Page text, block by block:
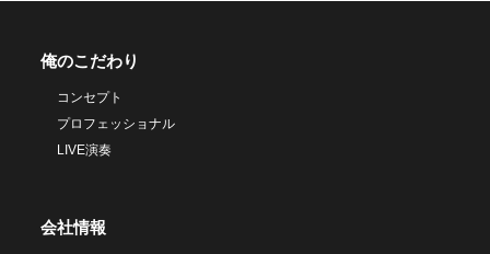
俺のこだわり
コンセプト
プロフェッショナル
LIVE演奏
会社情報